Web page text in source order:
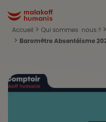
Malakoff Humanis
Accueil Qui sommes-nous ?
Baromètre Absentéisme